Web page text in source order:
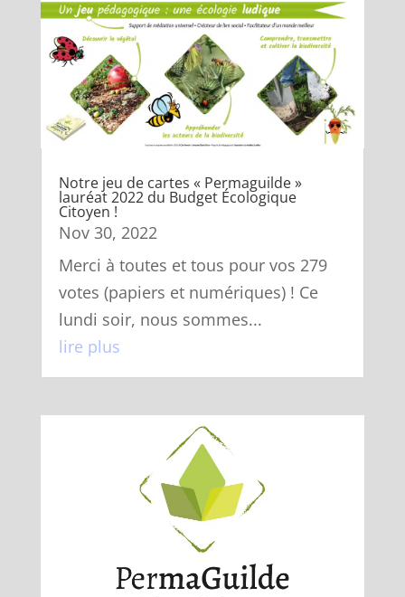
Notre jeu de cartes « Permaguilde »
lauréat 2022 du Budget Écologique
Citoyen !
Nov 30, 2022
Merci à toutes et tous pour vos 279
votes (papiers et numériques) ! Ce
lundi soir, nous sommes...
lire plus